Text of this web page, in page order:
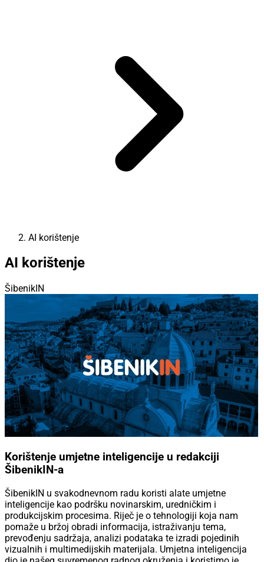
AI korištenje
AI korištenje
ŠibenikIN
Korištenje umjetne inteligencije u redakciji
ŠibenikIN-a
ŠibenikIN u svakodnevnom radu koristi alate umjetne
inteligencije kao podršku novinarskim, uredničkim i
produkcijskim procesima. Riječ je o tehnologiji koja nam
pomaže u bržoj obradi informacija, istraživanju tema,
prevođenju sadržaja, analizi podataka te izradi pojedinih
vizualnih i multimedijskih materijala. Umjetna inteligencija